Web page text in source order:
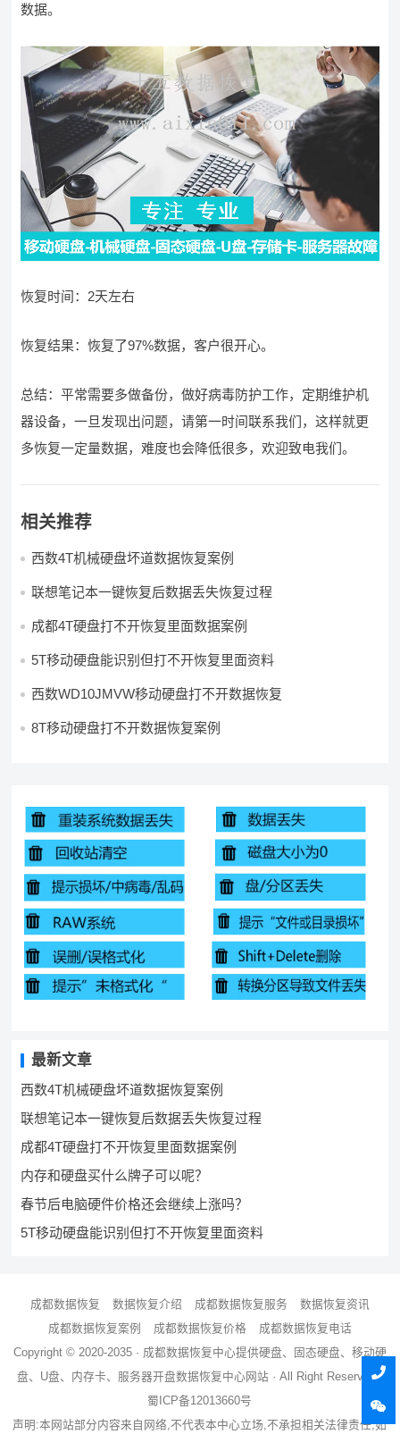
数据。
恢复时间：2天左右
恢复结果：恢复了97%数据，客户很开心。
总结：平常需要多做备份，做好病毒防护工作，定期维护机
器设备，一旦发现出问题，请第一时间联系我们，这样就更
多恢复一定量数据，难度也会降低很多，欢迎致电我们。
相关推荐
西数4T机械硬盘坏道数据恢复案例
联想笔记本一键恢复后数据丢失恢复过程
成都4T硬盘打不开恢复里面数据案例
5T移动硬盘能识别但打不开恢复里面资料
西数WD10JMVW移动硬盘打不开数据恢复
8T移动硬盘打不开数据恢复案例
最新文章
西数4T机械硬盘坏道数据恢复案例
联想笔记本一键恢复后数据丢失恢复过程
成都4T硬盘打不开恢复里面数据案例
内存和硬盘买什么牌子可以呢？
春节后电脑硬件价格还会继续上涨吗？
5T移动硬盘能识别但打不开恢复里面资料
成都数据恢复 数据恢复介绍 成都数据恢复服务
数据恢复资讯
成都数据恢复案例
成都数据恢复价格
成都数据恢复电话
Copyright © 2020-2035 · 成都数据恢复中心提供硬盘、固态硬盘、移动硬
盘、U盘、内存卡、服务器开盘数据恢复中心网站 · All Right Reserved ·
蜀ICP备12013660号
声明:本网站部分内容来自网络,不代表本中心立场,不承担相关法律责任,如